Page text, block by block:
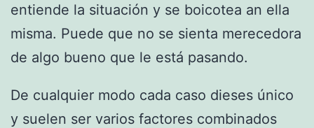
entiende la situación y se boicotea an ella
misma. Puede que no se sienta merecedora
de algo bueno que le está pasando.
De cualquier modo cada caso dieses único
y suelen ser varios factores combinados